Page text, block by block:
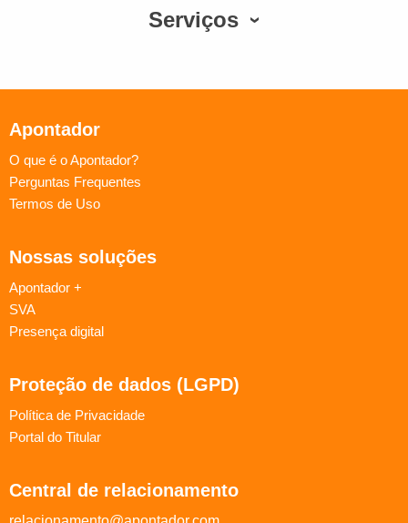
Serviços
Apontador
O que é o Apontador?
Perguntas Frequentes
Termos de Uso
Nossas soluções
Apontador +
SVA
Presença digital
Proteção de dados (LGPD)
Política de Privacidade
Portal do Titular
Central de relacionamento